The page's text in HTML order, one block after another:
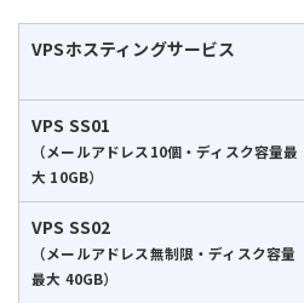
VPSホスティングサービス
VPS SS01
（メールアドレス10個・ディスク容量最
大 10GB）
VPS SS02
（メールアドレス無制限・ディスク容量
最大 40GB）